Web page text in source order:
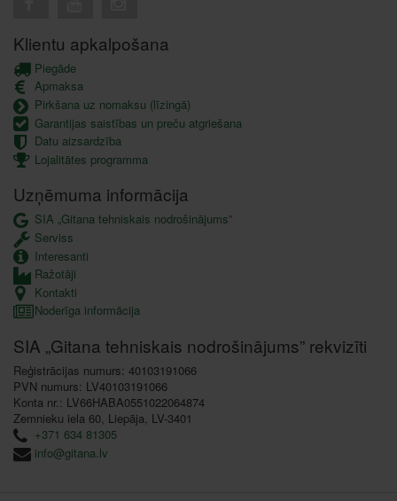
Klientu apkalpošana
Piegāde
Apmaksa
Pirkšana uz nomaksu (līzingā)
Garantijas saistības un preču atgriešana
Datu aizsardzība
Lojalitātes programma
Uzņēmuma informācija
SIA „Gitana tehniskais nodrošinājums”
Serviss
Interesanti
Ražotāji
Kontakti
Noderīga informācija
SIA „Gitana tehniskais nodrošinājums” rekvizīti
Reģistrācijas numurs: 40103191066
PVN numurs: LV40103191066
Konta nr.: LV66HABA0551022064874
Zemnieku iela 60, Liepāja, LV-3401
+371 634 81305
info@gitana.lv